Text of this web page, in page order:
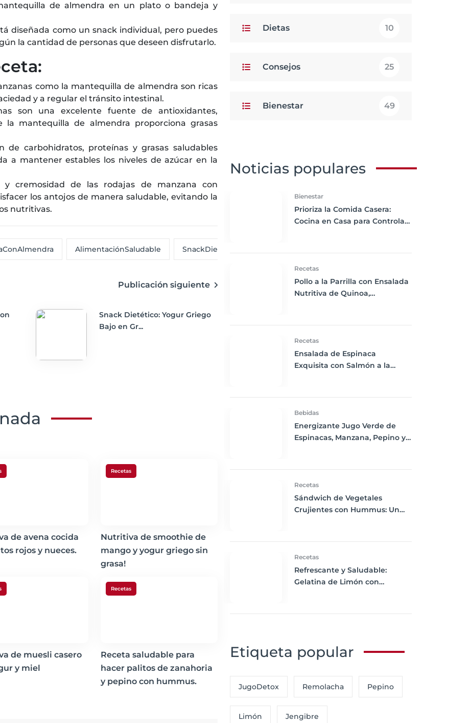
de almendra en un plato o bandeja y
diseñada como un snack individual, pero puedes
la cantidad de personas que deseen disfrutarlo.
como la mantequilla de almendra son ricas
y a regular el tránsito intestinal.
son una excelente fuente de antioxidantes,
la mantequilla de almendra proporciona grasas
de carbohidratos, proteínas y grasas saludables
a mantener estables los niveles de azúcar en la
cremosidad de las rodajas de manzana con
los antojos de manera saludable, evitando la
nutritivas.
AlimentaciónSaludable SnackDietético
Publicación siguiente
Snack Dietético: Yogur Griego
Bajo en Gr...
de avena cocida
rojos y nueces.
Recetas
Nutritiva de smoothie de
mango y yogur griego sin
grasa!
de muesli casero
y miel
Recetas
Receta saludable para
hacer palitos de zanahoria
y pepino con hummus.
Dietas 10
Consejos 25
Bienestar 49
Noticias populares
Bienestar
Prioriza la Comida Casera:
Cocina en Casa para Controlar
Recetas
Pollo a la Parrilla con Ensalada
Nutritiva de Quinoa,
Recetas
Ensalada de Espinaca
Exquisita con Salmón a la
Bebidas
Energizante Jugo Verde de
Espinacas, Manzana, Pepino y
Recetas
Sándwich de Vegetales
Crujientes con Hummus: Un
Recetas
Refrescante y Saludable:
Gelatina de Limón con
Etiqueta popular
JugoDetox Remolacha Pepino
Limón Jengibre